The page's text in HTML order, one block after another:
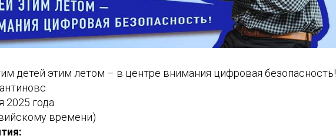
детей этим летом – в центре внимания цифровая безопасность!
2025 года
времени)